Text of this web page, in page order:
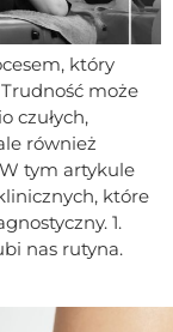
który
może
czułych,
również
tym artykule
które
1.
nas rutyna.